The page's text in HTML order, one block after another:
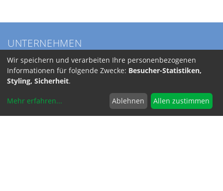
UNTERNEHMEN
Über BKL
Service
Anfahrt
Jobs
SERVICE
Wir speichern und verarbeiten Ihre personenbezogenen
Informationen für folgende Zwecke: Besucher-Statistiken,
Styling, Sicherheit.
Mehr erfahren... Ablehnen Allen zustimmen